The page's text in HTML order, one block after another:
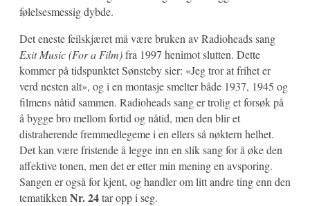
følelsesmessig dybde.
Det eneste feilskjæret må være bruken av Radioheads sang
Exit Music (For a Film)fra 1997 henimot slutten. Dette
kommer på tidspunktet Sønsteby sier: «Jeg tror at frihet er
verd nesten alt», og i en montasje smelter både 1937, 1945 og
filmens nåtid sammen. Radioheads sang er trolig et forsøk på
å bygge bro mellom fortid og nåtid, men den blir et
distraherende fremmedlegeme i en ellers så nøktern helhet.
Det kan være fristende å legge inn en slik sang for å øke den
affektive tonen, men det er etter min mening en avsporing.
Sangen er også for kjent, og handler om litt andre ting enn den
tematikken Nr. 24tar opp i seg.